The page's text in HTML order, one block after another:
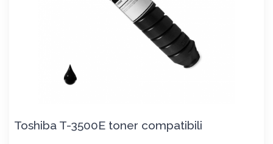
Toshiba T-3500E toner compatibili